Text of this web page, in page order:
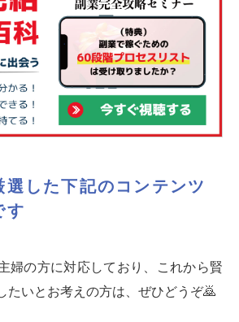
選した下記のコンテンツ
す
婦の方に対応しており、これから賢
たいとお考えの方は、ぜひどうぞ🙇‍